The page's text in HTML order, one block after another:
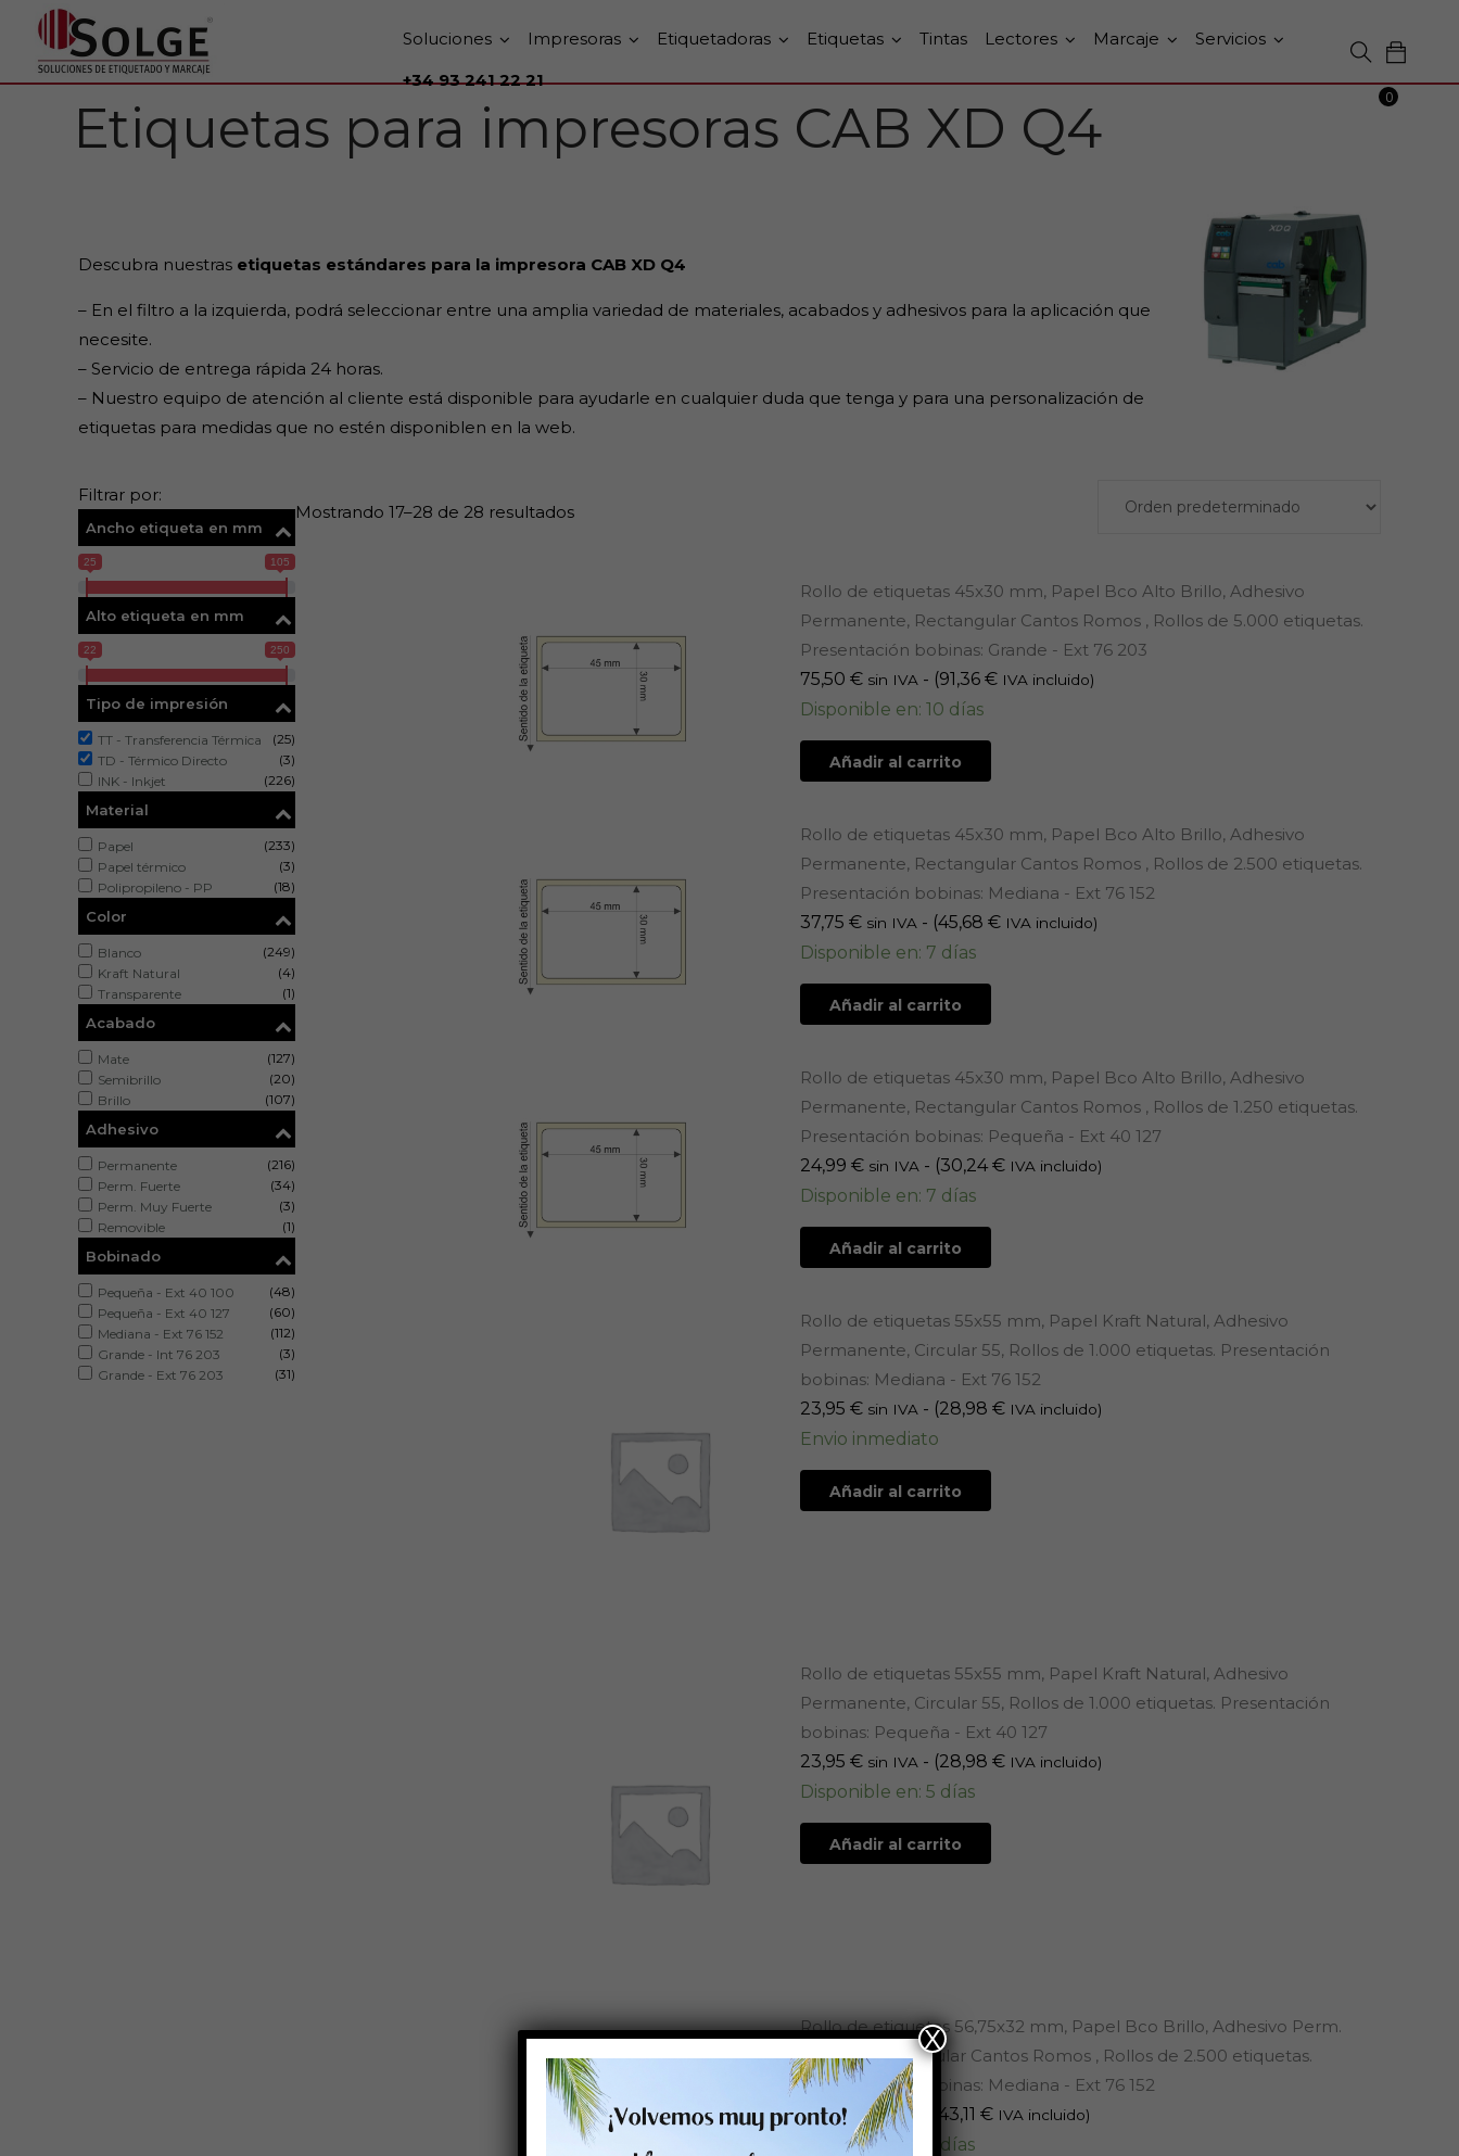
Soluciones Impresoras Etiquetadoras Etiquetas Tintas Lectores Marcaje Servicios
+34 93 241 22 21
0
Etiquetas para impresoras CAB XD Q4
Descubra nuestras etiquetas estándares para la impresora CAB XD Q4
– En el filtro a la izquierda, podrá seleccionar entre una amplia variedad de materiales, acabados y adhesivos para la aplicación que
necesite.
– Servicio de entrega rápida 24 horas.
– Nuestro equipo de atención al cliente está disponible para ayudarle en cualquier duda que tenga y para una personalización de
etiquetas para medidas que no estén disponiblen en la web.
Filtrar por:
Ancho etiqueta en mm
25 105
Alto etiqueta en mm
22 250
Tipo de impresión
TT - Transferencia Térmica
(25)
TD - Térmico Directo
(3)
INK - Inkjet
(226)
Material
Papel
(233)
Papel térmico
(3)
Polipropileno - PP
(18)
Color
Blanco
(249)
Kraft Natural
(4)
Transparente
(1)
Acabado
Mate
(127)
Semibrillo
(20)
Brillo
(107)
Adhesivo
Permanente
(216)
Perm. Fuerte
(34)
Perm. Muy Fuerte
(3)
Removible
(1)
Bobinado
Pequeña - Ext 40 100
(48)
Pequeña - Ext 40 127
(60)
Mediana - Ext 76 152
(112)
Grande - Int 76 203
(3)
Grande - Ext 76 203
(31)
Mostrando 17–28 de 28 resultados
Rollo de etiquetas 45x30 mm, Papel Bco Alto Brillo, Adhesivo
Permanente, Rectangular Cantos Romos , Rollos de 5.000 etiquetas.
Presentación bobinas: Grande - Ext 76 203
75,50 € sin IVA - (91,36 € IVA incluido)
Disponible en: 10 días
Añadir al carrito
Rollo de etiquetas 45x30 mm, Papel Bco Alto Brillo, Adhesivo
Permanente, Rectangular Cantos Romos , Rollos de 2.500 etiquetas.
Presentación bobinas: Mediana - Ext 76 152
37,75 € sin IVA - (45,68 € IVA incluido)
Disponible en: 7 días
Añadir al carrito
Rollo de etiquetas 45x30 mm, Papel Bco Alto Brillo, Adhesivo
Permanente, Rectangular Cantos Romos , Rollos de 1.250 etiquetas.
Presentación bobinas: Pequeña - Ext 40 127
24,99 € sin IVA - (30,24 € IVA incluido)
Disponible en: 7 días
Añadir al carrito
Rollo de etiquetas 55x55 mm, Papel Kraft Natural, Adhesivo
Permanente, Circular 55, Rollos de 1.000 etiquetas. Presentación
bobinas: Mediana - Ext 76 152
23,95 € sin IVA - (28,98 € IVA incluido)
Envio inmediato
Añadir al carrito
Rollo de etiquetas 55x55 mm, Papel Kraft Natural, Adhesivo
Permanente, Circular 55, Rollos de 1.000 etiquetas. Presentación
bobinas: Pequeña - Ext 40 127
23,95 € sin IVA - (28,98 € IVA incluido)
Disponible en: 5 días
Añadir al carrito
Rollo de etiquetas 56,75x32 mm, Papel Bco Brillo, Adhesivo Perm.
Fuerte, Rectangular Cantos Romos , Rollos de 2.500 etiquetas.
Presentación bobinas: Mediana - Ext 76 152
35,63
sin IVA 43,11 € IVA incluido)
Disponible en: 5 días
X